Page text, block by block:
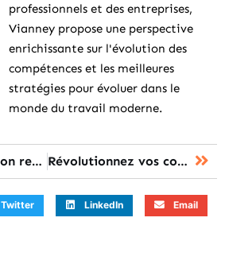
professionnels et des entreprises,
Vianney propose une perspective
enrichissante sur l'évolution des
compétences et les meilleures
stratégies pour évoluer dans le
monde du travail moderne.
Quand l’innovation redessine la formation en entreprise : succès et défis surprenants Révolutionnez vos compétences : les méthodes d’apprentissage qui changent tout
Twitter LinkedIn Email